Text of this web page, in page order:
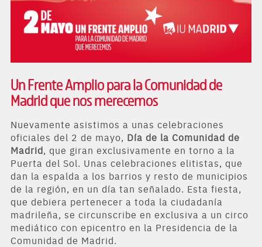
Un Frente Amplio para la Comunidad de
Madrid que nos merecemos
Nuevamente asistimos a unas celebraciones
oficiales del 2 de mayo, Día de la Comunidad de
Madrid, que giran exclusivamente en torno a la
Puerta del Sol. Unas celebraciones elitistas, que
dan la espalda a los barrios y resto de municipios
de la región, en un día tan señalado. Esta fiesta,
que debiera pertenecer a toda la ciudadanía
madrileña, se circunscribe en exclusiva a un circo
mediático con epicentro en la Presidencia de la
Comunidad de Madrid.